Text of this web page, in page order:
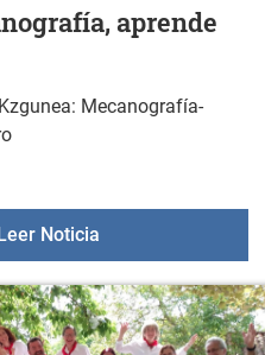
HOMBRES"
aprende
Mecanografía-
Noticia